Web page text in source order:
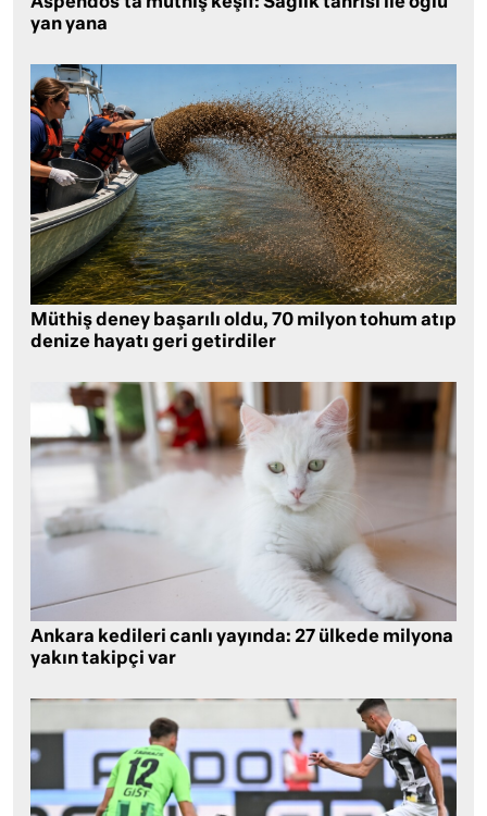
Aspendos’ta müthiş keşif: Sağlık tanrısı ile oğlu
yan yana
Müthiş deney başarılı oldu, 70 milyon tohum atıp
denize hayatı geri getirdiler
Ankara kedileri canlı yayında: 27 ülkede milyona
yakın takipçi var